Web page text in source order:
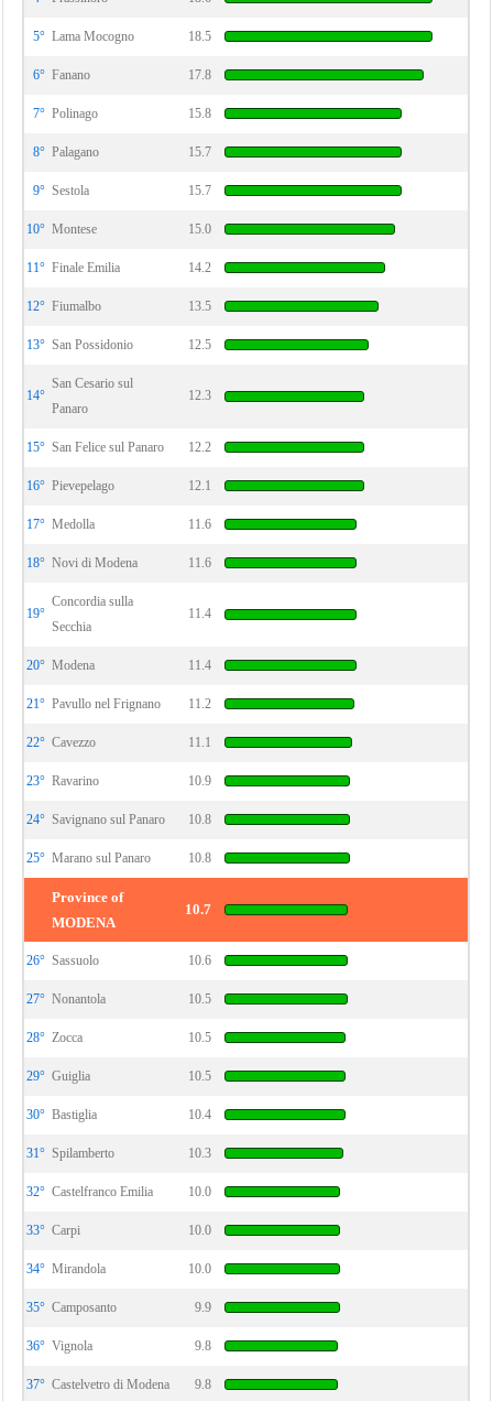
5° Lama Mocogno 18.5
6° Fanano 17.8
7° Polinago 15.8
8° Palagano 15.7
9° Sestola 15.7
10° Montese 15.0
11° Finale Emilia 14.2
12° Fiumalbo 13.5
13° San Possidonio 12.5
14°
San Cesario sul
Panaro
12.3
15° San Felice sul Panaro 12.2
16° Pievepelago 12.1
17° Medolla 11.6
18° Novi di Modena 11.6
19°
Concordia sulla
Secchia
11.4
20° Modena 11.4
21° Pavullo nel Frignano 11.2
22° Cavezzo 11.1
23° Ravarino 10.9
24° Savignano sul Panaro 10.8
25° Marano sul Panaro 10.8
Province of
MODENA
10.7
26° Sassuolo 10.6
27° Nonantola 10.5
28° Zocca 10.5
29° Guiglia 10.5
30° Bastiglia 10.4
31° Spilamberto 10.3
32° Castelfranco Emilia 10.0
33° Carpi 10.0
34° Mirandola 10.0
35° Camposanto 9.9
36° Vignola 9.8
37° Castelvetro di Modena 9.8